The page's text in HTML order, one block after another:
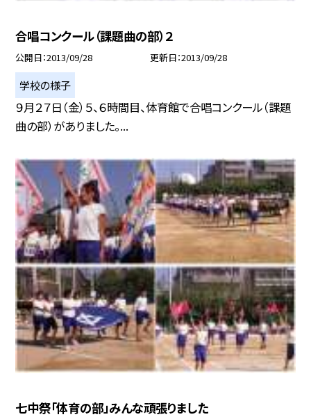
合唱コンクール（課題曲の部）２
公開日 2013/09/28 更新日 2013/09/28
学校の様子
９月２７日（金）５、６時間目、体育館で合唱コンクール（課題
曲の部）がありました。...
七中祭「体育の部」みんな頑張りました